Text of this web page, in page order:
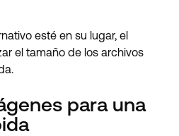
esté en su lugar, el
el tamaño de los archivos
para una